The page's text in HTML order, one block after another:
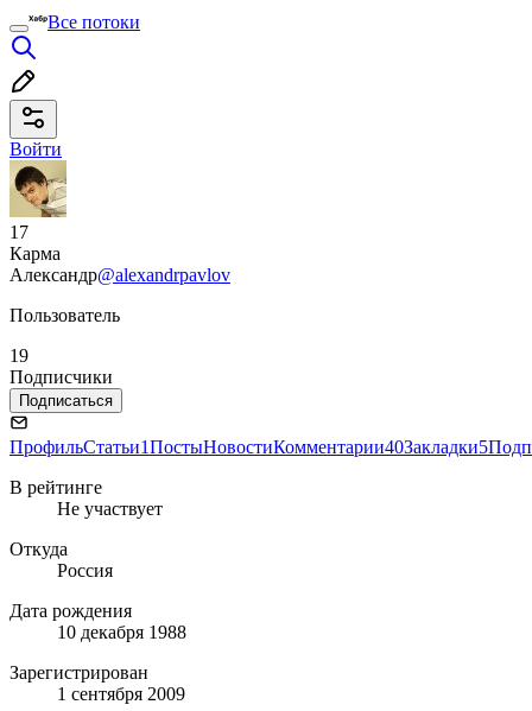
Все потоки
Войти
17
Карма
Александр@alexandrpavlov
Пользователь
19
Подписчики
Подписаться
ПрофильСтатьи1ПостыНовостиКомментарии40Закладки5
В рейтинге
Не участвует
Откуда
Россия
Дата рождения
10 декабря 1988
Зарегистрирован
1 сентября 2009